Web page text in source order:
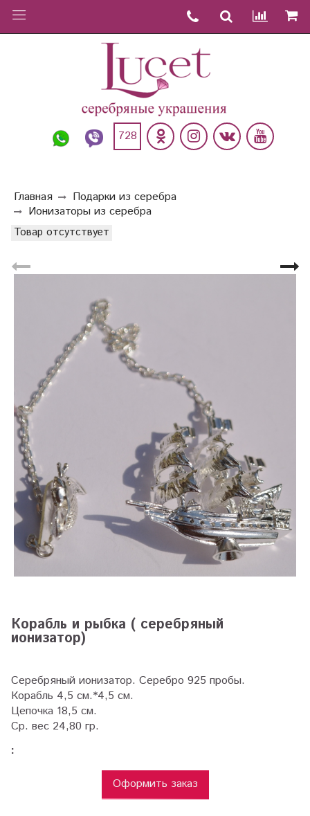
728
Главная
Подарки из серебра
Ионизаторы из серебра
Товар отсутствует
Корабль и рыбка ( серебряный
ионизатор)
Серебряный ионизатор. Серебро 925 пробы.
Корабль 4,5 см.*4,5 см.
Цепочка 18,5 см.
Ср. вес 24,80 гр.
:
Оформить заказ